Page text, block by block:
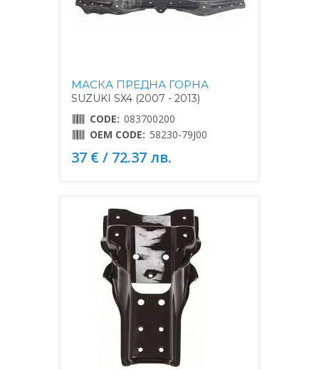
МАСКА ПРЕДНА ГОРНА
SUZUKI SX4 (2007 - 2013)
CODE: 083700200
OEM CODE: 58230-79J00
37 € / 72.37 лв.